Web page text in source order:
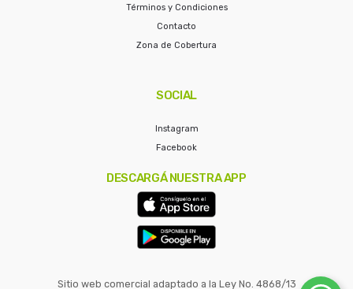
Términos y Condiciones
Contacto
Zona de Cobertura
SOCIAL
Instagram
Facebook
DESCARGÁ NUESTRA APP
Sitio web comercial adaptado a la Ley No. 4868/13